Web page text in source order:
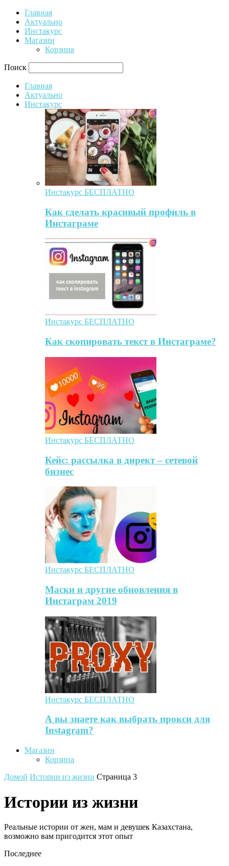
Главная
Актуально
Инстакурс
Магазин
Корзина
Поиск
Главная
Актуально
Инстакурс
Инстакурс БЕСПЛАТНО
Как сделать красивый профиль в
Инстаграме
Инстакурс БЕСПЛАТНО
Как скопировать текст в Инстаграме?
Инстакурс БЕСПЛАТНО
Кейс: рассылка в директ – сетевой
бизнес
Инстакурс БЕСПЛАТНО
Маски и другие обновления в
Инстаграм 2019
Инстакурс БЕСПЛАТНО
А вы знаете как выбрать прокси для
Instagram?
Магазин
Корзина
Домой Истории из жизни Страница 3
Истории из жизни
Реальные истории от жен, мам и девушек Казахстана,
возможно вам пригодится этот опыт
Последнее